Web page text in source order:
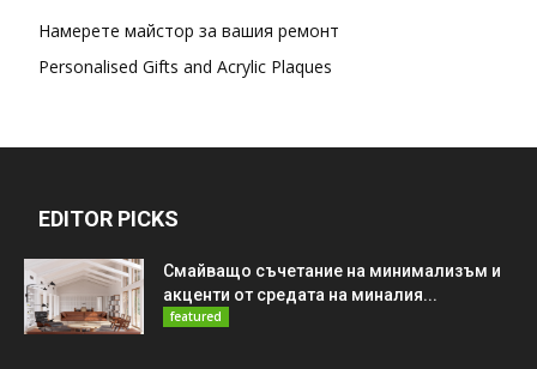
Намерете майстор за вашия ремонт
Personalised Gifts and Acrylic Plaques
EDITOR PICKS
Смайващо съчетание на минимализъм и
акценти от средата на миналия...
featured